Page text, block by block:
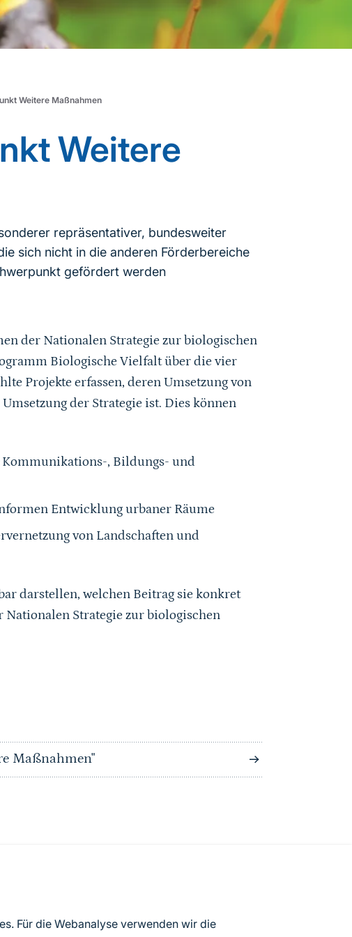
Für die Webanalyse verwenden wir die
Weitere Maßnahmen
Weitere
repräsentativer, bundesweiter
sich nicht in die anderen Förderbereiche
gefördert werden
der Nationalen Strategie zur biologischen
Biologische Vielfalt über die vier
Projekte erfassen, deren Umsetzung von
der Strategie ist. Dies können
, Bildungs- und
Entwicklung urbaner Räume
von Landschaften und
darstellen, welchen Beitrag sie konkret
Strategie zur biologischen
Maßnahmen"